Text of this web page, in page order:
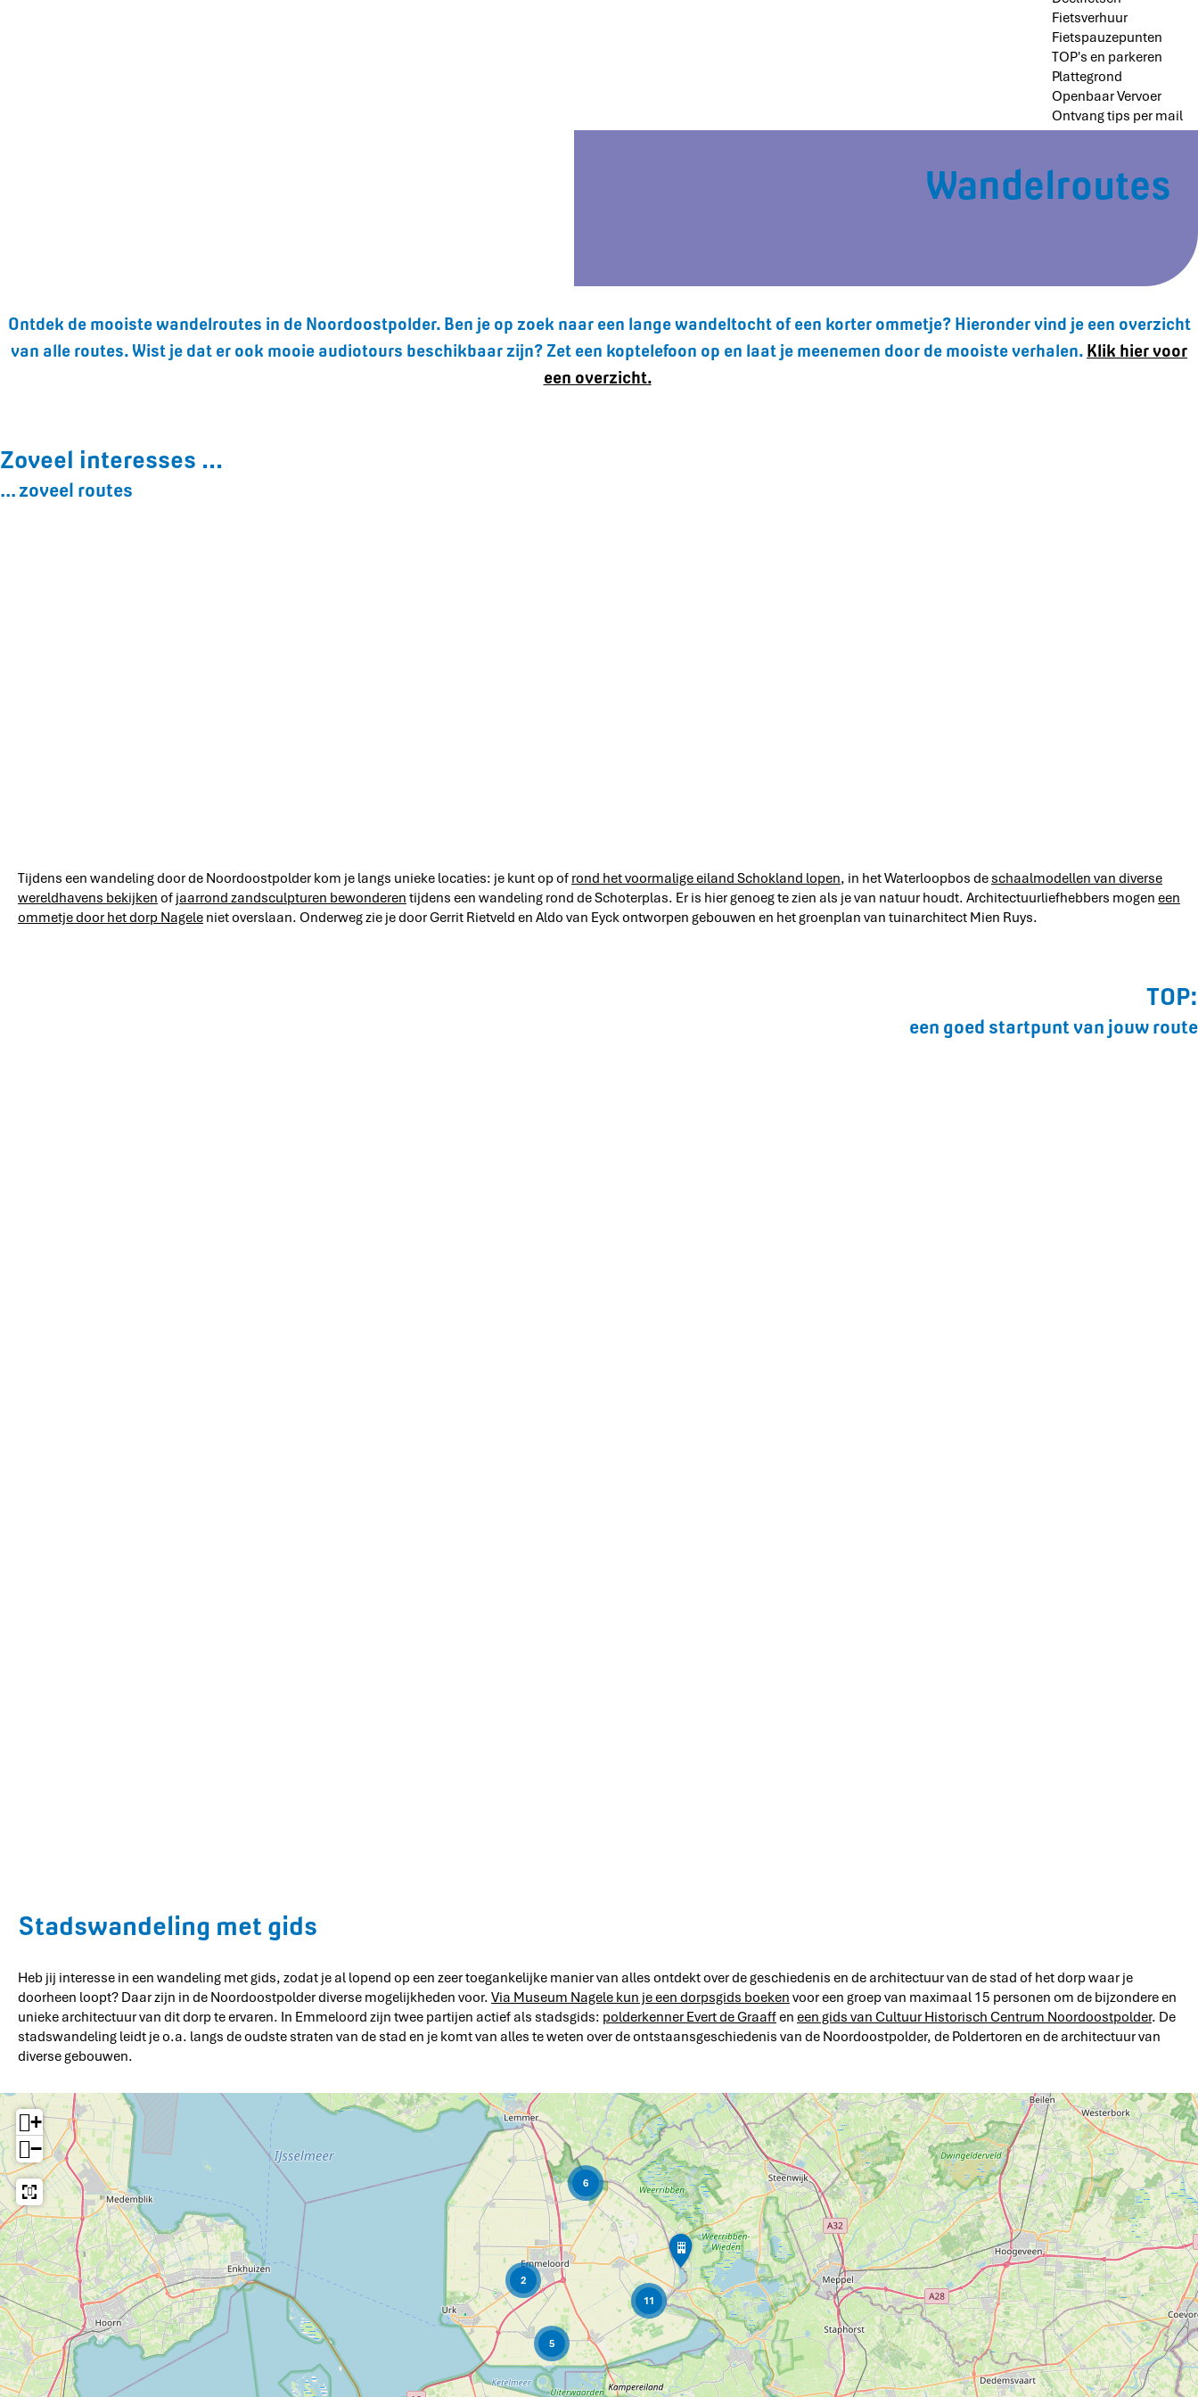
Fietsverhuur
Fietspauzepunten
TOP's en parkeren
Plattegrond
Openbaar Vervoer
Ontvang tips per mail
Wandelroutes
Ontdek de mooiste wandelroutes in de Noordoostpolder. Ben je op zoek naar een lange wandeltocht of een korter ommetje? Hieronder vind je een overzicht
van alle routes. Wist je dat er ook mooie audiotours beschikbaar zijn? Zet een koptelefoon op en laat je meenemen door de mooiste verhalen. Klik hier voor
een overzicht.
Zoveel interesses ...
... zoveel routes
Tijdens een wandeling door de Noordoostpolder kom je langs unieke locaties: je kunt op of rond het voormalige eiland Schokland lopen, in het Waterloopbos de schaalmodellen van diverse
wereldhavens bekijken of jaarrond zandsculpturen bewonderen tijdens een wandeling rond de Schoterplas. Er is hier genoeg te zien als je van natuur houdt. Architectuurliefhebbers mogen een
ommetje door het dorp Nagele niet overslaan. Onderweg zie je door Gerrit Rietveld en Aldo van Eyck ontworpen gebouwen en het groenplan van tuinarchitect Mien Ruys.
TOP:
een goed startpunt van jouw route
Stadswandeling met gids
Heb jij interesse in een wandeling met gids, zodat je al lopend op een zeer toegankelijke manier van alles ontdekt over de geschiedenis en de architectuur van de stad of het dorp waar je
doorheen loopt? Daar zijn in de Noordoostpolder diverse mogelijkheden voor. Via Museum Nagele kun je een dorpsgids boeken voor een groep van maximaal 15 personen om de bijzondere en
unieke architectuur van dit dorp te ervaren. In Emmeloord zijn twee partijen actief als stadsgids: polderkenner Evert de Graaffen een gids van Cultuur Historisch Centrum Noordoostpolder. De
stadswandeling leidt je o.a. langs de oudste straten van de stad en je komt van alles te weten over de ontstaansgeschiedenis van de Noordoostpolder, de Poldertoren en de architectuur van
diverse gebouwen.
V
u
r
t
n
p
6
2
11
5
+
−